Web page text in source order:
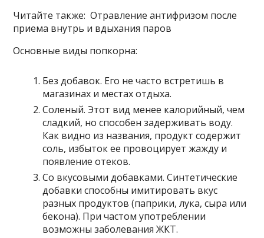
Читайте также: Отравление антифризом после
приема внутрь и вдыхания паров
Основные виды попкорна:
Без добавок. Его не часто встретишь в
магазинах и местах отдыха.
Соленый. Этот вид менее калорийный, чем
сладкий, но способен задерживать воду.
Как видно из названия, продукт содержит
соль, избыток ее провоцирует жажду и
появление отеков.
Со вкусовыми добавками. Синтетические
добавки способны имитировать вкус
разных продуктов (паприки, лука, сыра или
бекона). При частом употреблении
возможны заболевания ЖКТ.